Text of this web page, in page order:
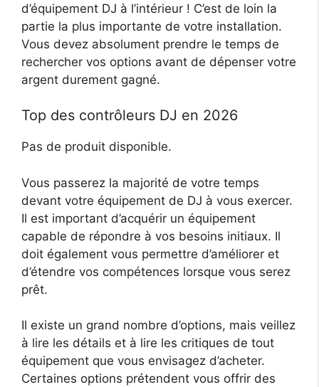
d’équipement DJ à l’intérieur ! C’est de loin la
partie la plus importante de votre installation.
Vous devez absolument prendre le temps de
rechercher vos options avant de dépenser votre
argent durement gagné.
Top des contrôleurs DJ en 2026
Pas de produit disponible.
Vous passerez la majorité de votre temps
devant votre équipement de DJ à vous exercer.
Il est important d’acquérir un équipement
capable de répondre à vos besoins initiaux. Il
doit également vous permettre d’améliorer et
d’étendre vos compétences lorsque vous serez
prêt.
Il existe un grand nombre d’options, mais veillez
à lire les détails et à lire les critiques de tout
équipement que vous envisagez d’acheter.
Certaines options prétendent vous offrir des